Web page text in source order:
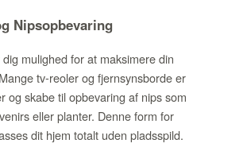
Nipsopbevaring
mulighed for at maksimere din
tv-reoler og fjernsynsborde er
og skabe til opbevaring af nips som
eller planter. Denne form for
dit hjem totalt uden pladsspild.